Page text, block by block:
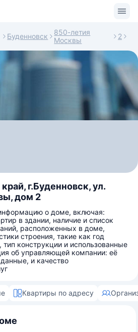
Буденновск
850-летия
Москвы
2
г.Буденновск, ул.
дом 2
о доме, включая:
в здании, наличие и список
расположенных в доме,
строения, такие как год
тип конструкции и использованные
об управляющей компании: её
и качество
Квартиры по адресу